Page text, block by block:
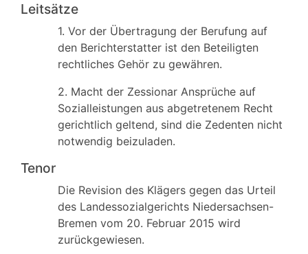
Leitsätze
1. Vor der Übertragung der Berufung auf
den Berichterstatter ist den Beteiligten
rechtliches Gehör zu gewähren.
2. Macht der Zessionar Ansprüche auf
Sozialleistungen aus abgetretenem Recht
gerichtlich geltend, sind die Zedenten nicht
notwendig beizuladen.
Tenor
Die Revision des Klägers gegen das Urteil
des Landessozialgerichts Niedersachsen-
Bremen vom 20. Februar 2015 wird
zurückgewiesen.